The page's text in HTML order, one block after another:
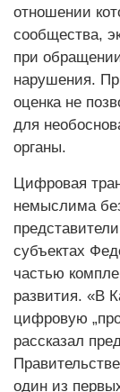
отношении
сообщества,
при
нарушения.
оценка не
для
органы.
Цифровая
немыслима
субъектах
частью
развития. «В
цифровую
рассказал
один из